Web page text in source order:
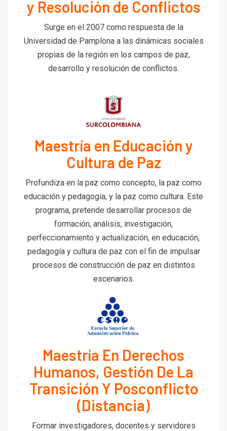
y Resolución de Conflictos
Surge en el 2007 como respuesta de la
Universidad de Pamplona a las dinámicas sociales
propias de la región en los campos de paz,
desarrollo y resolución de conflictos.
Maestría en Educación y
Cultura de Paz
Profundiza en la paz como concepto, la paz como
educación y pedagogía, y la paz como cultura. Este
programa, pretende desarrollar procesos de
formación, análisis, investigación,
perfeccionamiento y actualización, en educación,
pedagogía y cultura de paz con el fin de impulsar
procesos de construcción de paz en distintos
escenarios.
Maestría En Derechos
Humanos, Gestión De La
Transición Y Posconflicto
(Distancia)
Formar investigadores, docentes y servidores